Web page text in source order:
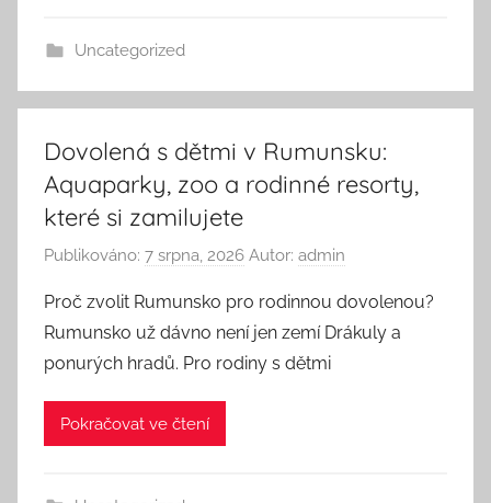
Uncategorized
Dovolená s dětmi v Rumunsku:
Aquaparky, zoo a rodinné resorty,
které si zamilujete
Publikováno: 7 srpna, 2026 Autor: admin
Proč zvolit Rumunsko pro rodinnou dovolenou?
Rumunsko už dávno není jen zemí Drákuly a
ponurých hradů. Pro rodiny s dětmi
Pokračovat ve čtení